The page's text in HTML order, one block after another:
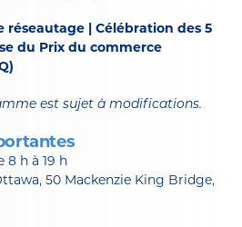
réseautage | Célébration des 5
du Prix du commerce
est sujet à modifications.
8 h à 19 h
50 Mackenzie King Bridge,